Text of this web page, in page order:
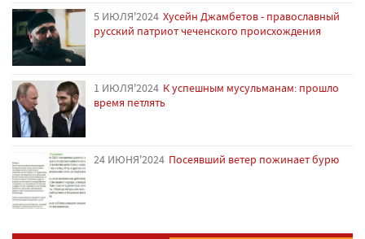
5 ИЮЛЯ'2024 Хусейн Джамбетов - православный
русский патриот чеченского происхождения
1 ИЮЛЯ'2024 К успешным мусульманам: прошло
время петлять
24 ИЮНЯ'2024 Посеявший ветер пожинает бурю